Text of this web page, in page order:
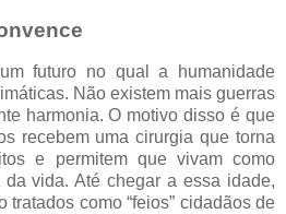
futuro no qual a humanidade
Não existem mais guerras
harmonia. O motivo disso é que
recebem uma cirurgia que torna
e permitem que vivam como
vida. Até chegar a essa idade,
tratados como “feios” cidadãos de